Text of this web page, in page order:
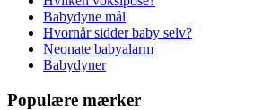
Babydyne mål
Hvornår sidder baby selv?
Neonate babyalarm
Babydyner
Populære mærker